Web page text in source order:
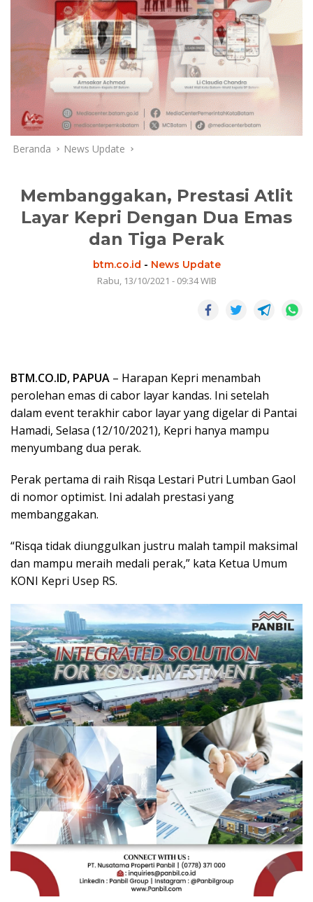
Beranda News Update
Membanggakan, Prestasi Atlit
Layar Kepri Dengan Dua Emas
dan Tiga Perak
btm.co.id - News Update
Rabu, 13/10/2021 - 09:34 WIB
BTM.CO.ID, PAPUA – Harapan Kepri menambah
perolehan emas di cabor layar kandas. Ini setelah
dalam event terakhir cabor layar yang digelar di Pantai
Hamadi, Selasa (12/10/2021), Kepri hanya mampu
menyumbang dua perak.
Perak pertama di raih Risqa Lestari Putri Lumban Gaol
di nomor optimist. Ini adalah prestasi yang
membanggakan.
“Risqa tidak diunggulkan justru malah tampil maksimal
dan mampu meraih medali perak,” kata Ketua Umum
KONI Kepri Usep RS.